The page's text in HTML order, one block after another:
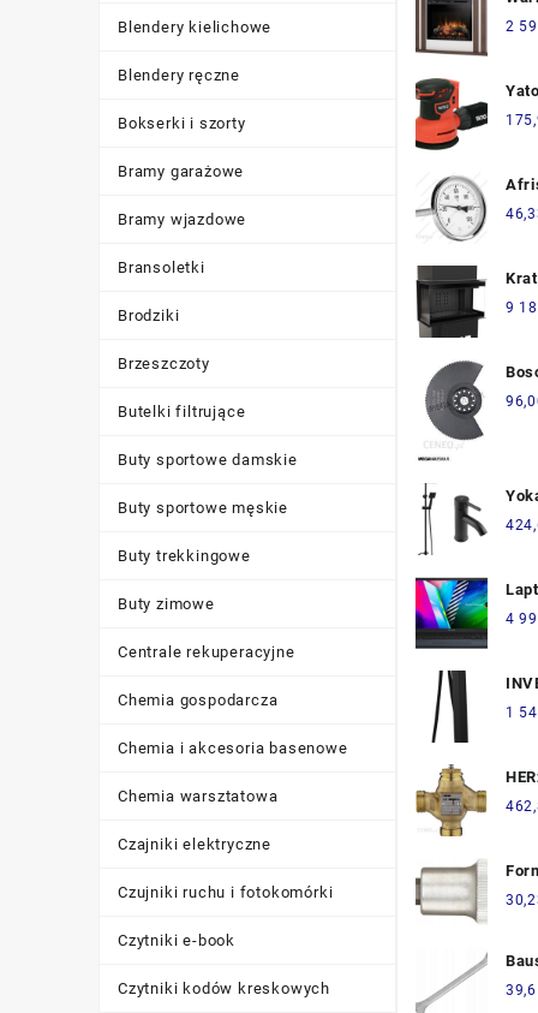
Blendery kielichowe
Blendery ręczne
Bokserki i szorty
Bramy garażowe
Bramy wjazdowe
Bransoletki
Brodziki
Brzeszczoty
Butelki filtrujące
Buty sportowe damskie
Buty sportowe męskie
Buty trekkingowe
Buty zimowe
Centrale rekuperacyjne
Chemia gospodarcza
Chemia i akcesoria basenowe
Chemia warsztatowa
Czajniki elektryczne
Czujniki ruchu i fotokomórki
Czytniki e-book
Czytniki kodów kreskowych
dąb
2
160
9
4
1
1/2"